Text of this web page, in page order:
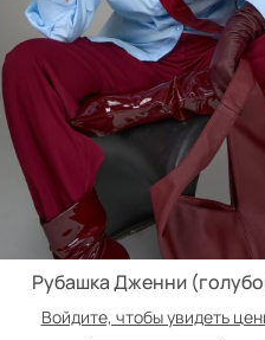
Рубашка Дженни
Войдите, чтобы увидеть